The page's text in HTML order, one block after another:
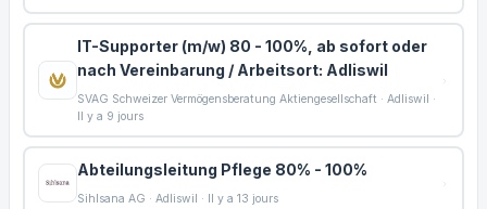
IT-Supporter (m/w) 80 - 100%, ab sofort oder
nach Vereinbarung / Arbeitsort: Adliswil
SVAG Schweizer Vermögensberatung Aktiengesellschaft · Adliswil ·
Il y a 9 jours
Abteilungsleitung Pflege 80% - 100%
Sihlsana AG · Adliswil · Il y a 13 jours